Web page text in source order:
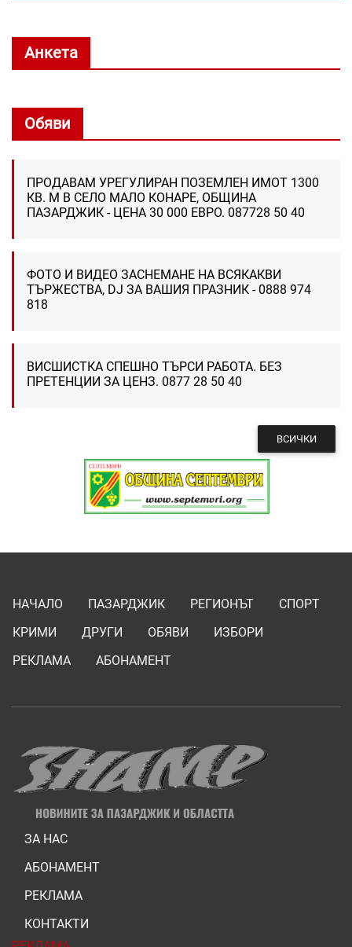
Анкета
Обяви
ПРОДАВАМ УРЕГУЛИРАН ПОЗЕМЛЕН ИМОТ 1300
КВ. М В СЕЛО МАЛО КОНАРЕ, ОБЩИНА
ПАЗАРДЖИК - ЦЕНА 30 000 ЕВРО. 087728 50 40
ФОТО И ВИДЕО ЗАСНЕМАНЕ НА ВСЯКАКВИ
ТЪРЖЕСТВА, DJ ЗА ВАШИЯ ПРАЗНИК - 0888 974
818
ВИСШИСТКА СПЕШНО ТЪРСИ РАБОТА. БЕЗ
ПРЕТЕНЦИИ ЗА ЦЕНЗ. 0877 28 50 40
ВСИЧКИ
НАЧАЛО ПАЗАРДЖИК РЕГИОНЪТ
СПОРТ
КРИМИ
ДРУГИ ОБЯВИ
ИЗБОРИ
РЕКЛАМА
АБОНАМЕНТ
ЗА НАС
АБОНАМЕНТ
РЕКЛАМА
КОНТАКТИ